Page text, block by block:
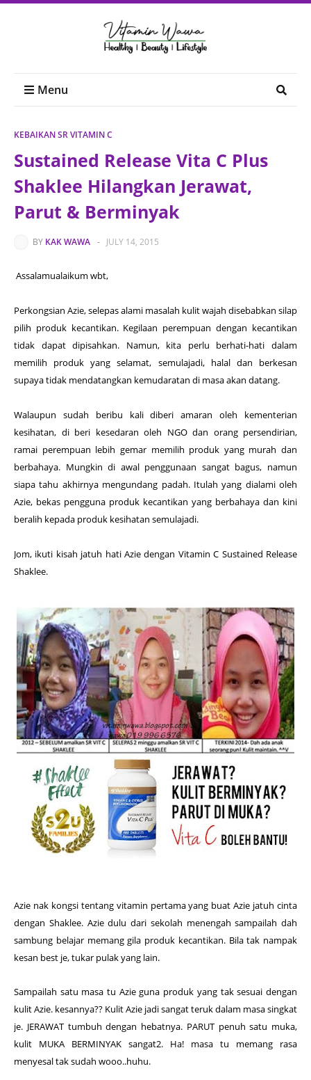
Menu
KEBAIKAN SR VITAMIN C
Sustained Release Vita C Plus
Shaklee Hilangkan Jerawat,
Parut & Berminyak
BY KAK WAWA - JULY 14, 2015
Assalamualaikum wbt,
Perkongsian Azie, selepas alami masalah kulit wajah disebabkan silap
pilih produk kecantikan. Kegilaan perempuan dengan kecantikan
tidak dapat dipisahkan. Namun, kita perlu berhati-hati dalam
memilih produk yang selamat, semulajadi, halal dan berkesan
supaya tidak mendatangkan kemudaratan di masa akan datang.
Walaupun sudah beribu kali diberi amaran oleh kementerian
kesihatan, di beri kesedaran oleh NGO dan orang persendirian,
ramai perempuan lebih gemar memilih produk yang murah dan
berbahaya. Mungkin di awal penggunaan sangat bagus, namun
siapa tahu akhirnya mengundang padah. Itulah yang dialami oleh
Azie, bekas pengguna produk kecantikan yang berbahaya dan kini
beralih kepada produk kesihatan semulajadi.
Jom, ikuti kisah jatuh hati Azie dengan Vitamin C Sustained Release
Shaklee.
Azie nak kongsi tentang vitamin pertama yang buat Azie jatuh cinta
dengan Shaklee. Azie dulu dari sekolah menengah sampailah dah
sambung belajar memang gila produk kecantikan. Bila tak nampak
kesan best je, tukar pulak yang lain.
Sampailah satu masa tu Azie guna produk yang tak sesuai dengan
kulit Azie. kesannya?? Kulit Azie jadi sangat teruk dalam masa singkat
je. JERAWAT tumbuh dengan hebatnya. PARUT penuh satu muka,
kulit MUKA BERMINYAK sangat2. Ha! masa tu memang rasa
menyesal tak sudah wooo..huhu.